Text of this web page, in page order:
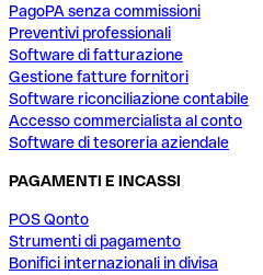
PagoPA senza commissioni
Preventivi professionali
Software di fatturazione
Gestione fatture fornitori
Software riconciliazione contabile
Accesso commercialista al conto
Software di tesoreria aziendale
PAGAMENTI E INCASSI
POS Qonto
Strumenti di pagamento
Bonifici internazionali in divisa